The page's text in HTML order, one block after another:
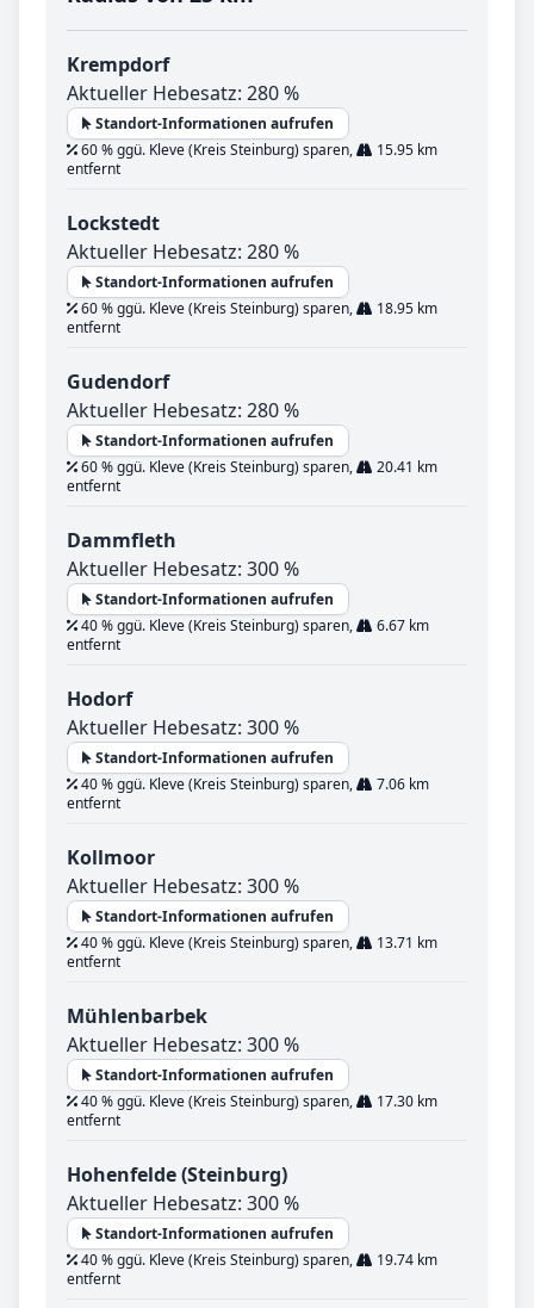
Krempdorf
Aktueller Hebesatz: 280 %
Standort-Informationen aufrufen
60 % ggü. Kleve (Kreis Steinburg) sparen,
15.95 km
entfernt
Lockstedt
Aktueller Hebesatz: 280 %
Standort-Informationen aufrufen
60 % ggü. Kleve (Kreis Steinburg) sparen,
18.95 km
entfernt
Gudendorf
Aktueller Hebesatz: 280 %
Standort-Informationen aufrufen
60 % ggü. Kleve (Kreis Steinburg) sparen,
20.41 km
entfernt
Dammfleth
Aktueller Hebesatz: 300 %
Standort-Informationen aufrufen
40 % ggü. Kleve (Kreis Steinburg) sparen,
6.67 km
entfernt
Hodorf
Aktueller Hebesatz: 300 %
Standort-Informationen aufrufen
40 % ggü. Kleve (Kreis Steinburg) sparen,
7.06 km
entfernt
Kollmoor
Aktueller Hebesatz: 300 %
Standort-Informationen aufrufen
40 % ggü. Kleve (Kreis Steinburg) sparen,
13.71 km
entfernt
Mühlenbarbek
Aktueller Hebesatz: 300 %
Standort-Informationen aufrufen
40 % ggü. Kleve (Kreis Steinburg) sparen,
17.30 km
entfernt
Hohenfelde (Steinburg)
Aktueller Hebesatz: 300 %
Standort-Informationen aufrufen
40 % ggü. Kleve (Kreis Steinburg) sparen,
19.74 km
entfernt